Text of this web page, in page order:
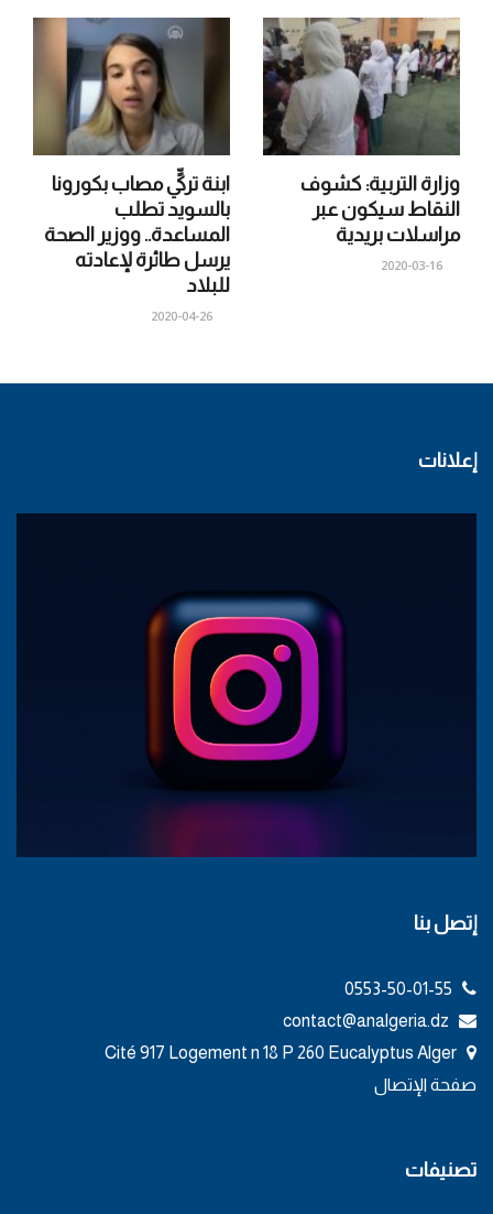
ابنة تركيٍّ مصاب بكورونا
بالسويد تطلب
المساعدة.. ووزير الصحة
يرسل طائرة لإعادته
للبلاد
2020-04-26
وزارة التربية: كشوف
النقاط سيكون عبر
مراسلات بريدية
2020-03-16
إعلانات
إتصل بنا
صفحة الإتصال
تصنيفات